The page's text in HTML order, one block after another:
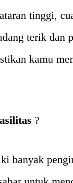
tinggi,
terik dan
kamu
?
banyak